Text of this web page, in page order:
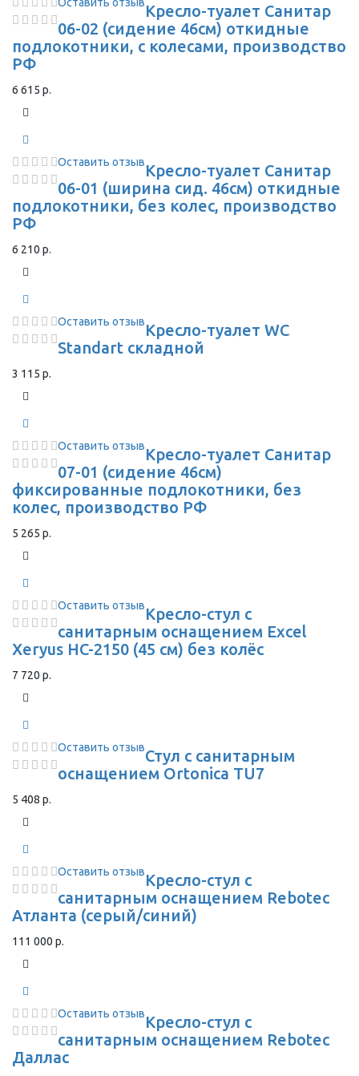
Кресло-туалет Санитар
06-02 (сидение 46см) откидные
подлокотники, с колесами, производство
РФ
6 615 р.
Оставить отзывКресло-туалет Санитар
06-01 (ширина сид. 46см) откидные
подлокотники, без колес, производство
РФ
6 210 р.
Оставить отзывКресло-туалет WC
Standart складной
3 115 р.
Оставить отзывКресло-туалет Санитар
07-01 (сидение 46см)
фиксированные подлокотники, без
колес, производство РФ
5 265 р.
Оставить отзывКресло-стул с
санитарным оснащением Excel
Xeryus HC-2150 (45 см) без колёс
7 720 р.
Оставить отзывСтул с санитарным
оснащением Ortonica TU7
5 408 р.
Оставить отзывКресло-стул с
санитарным оснащением Rebotec
Атланта (серый/синий)
111 000 р.
Оставить отзывКресло-стул с
санитарным оснащением Rebotec
Даллас